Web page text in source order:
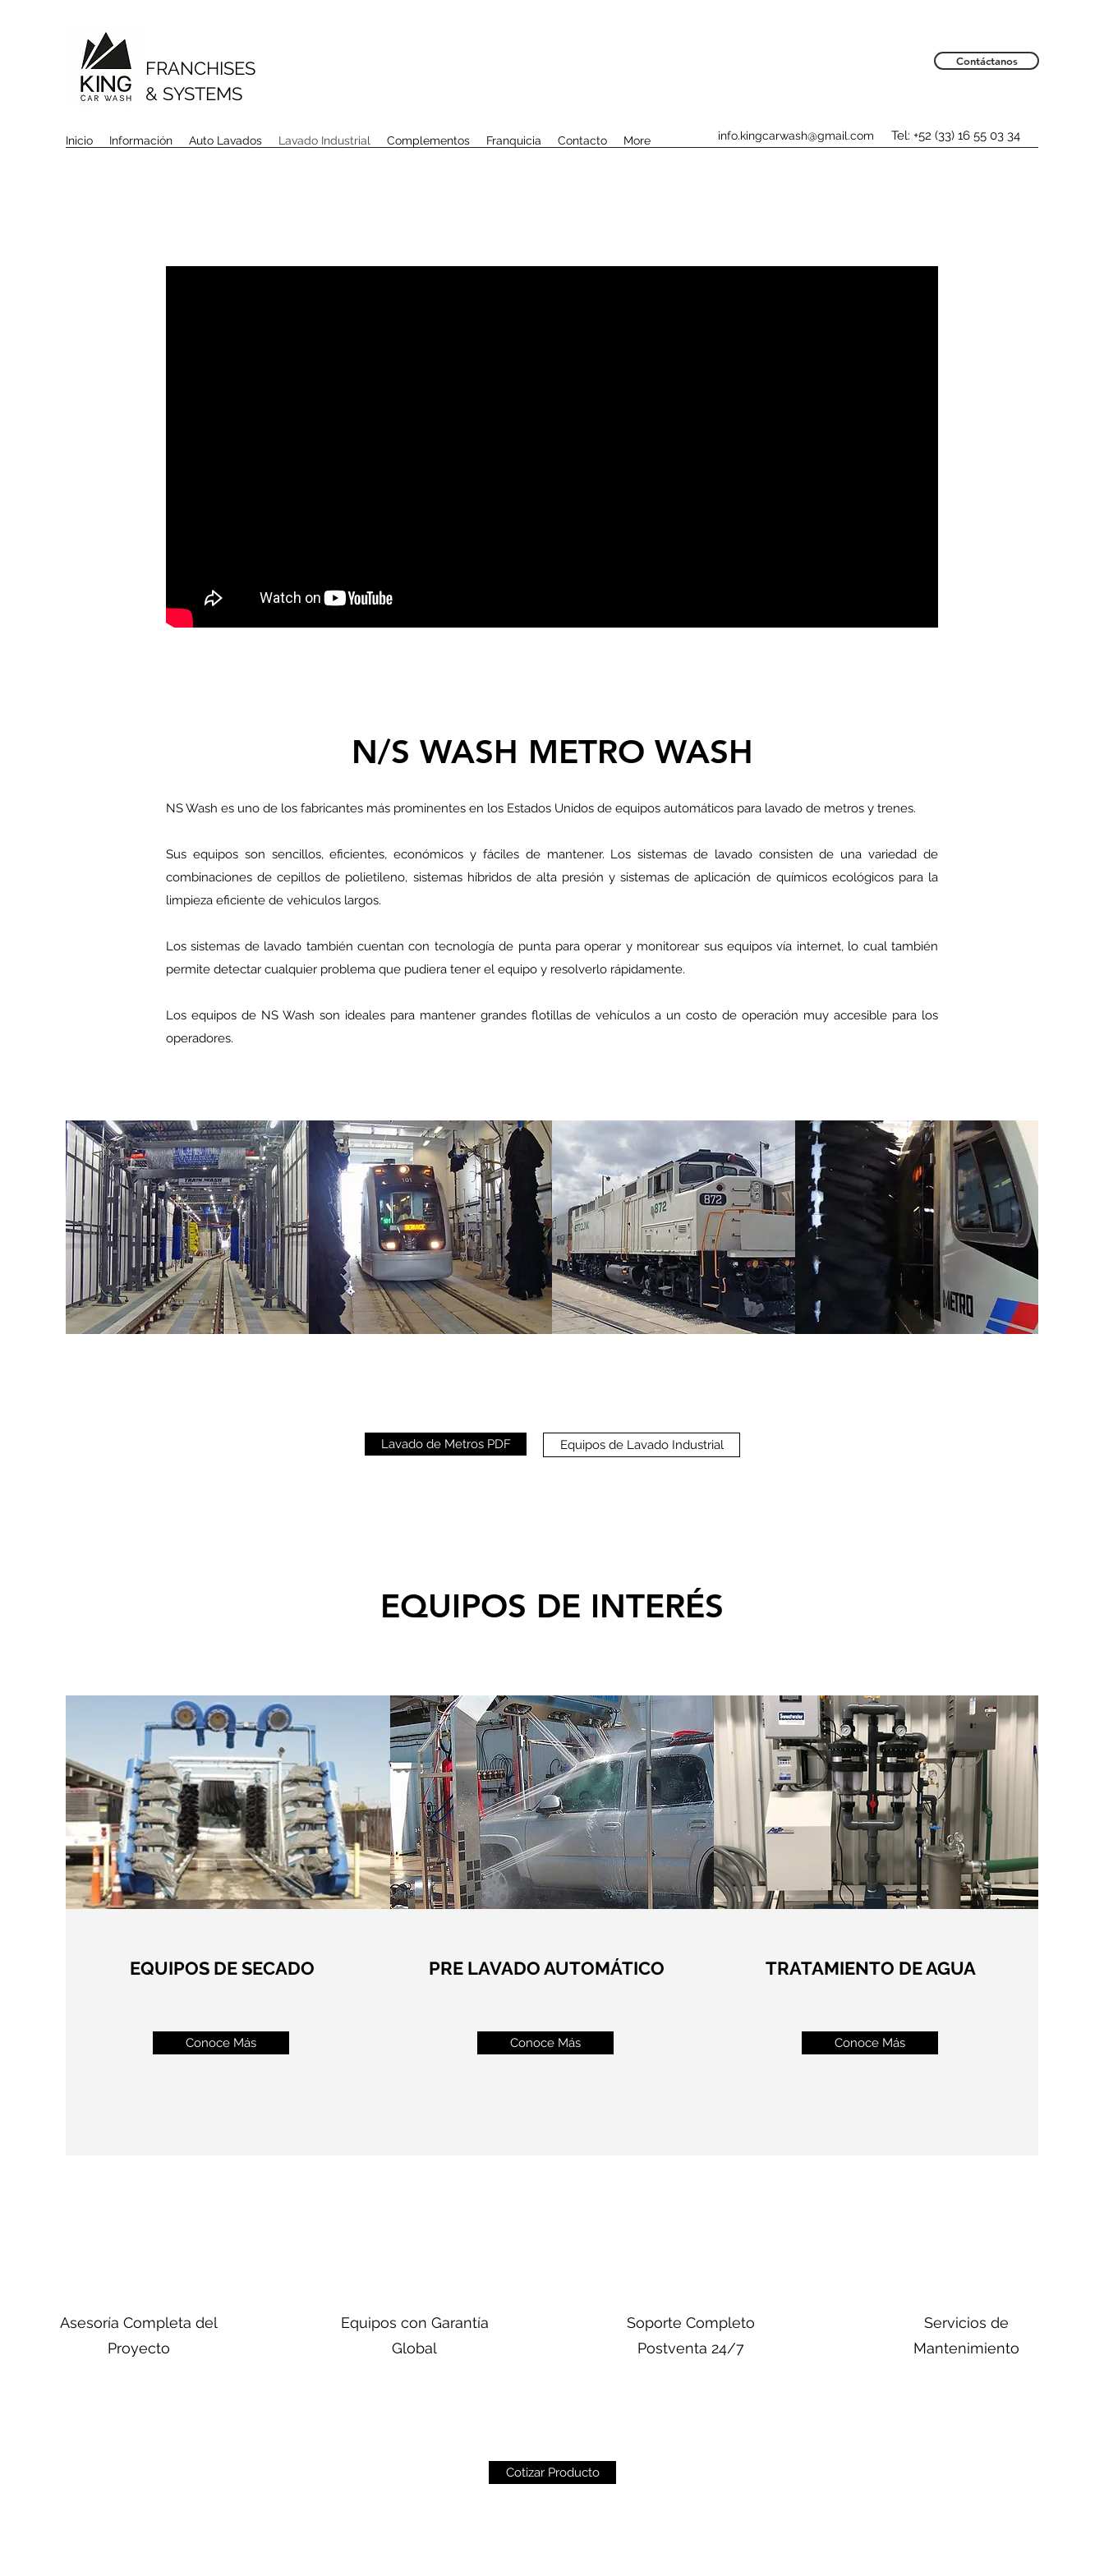
FRANCHISES
& SYSTEMS
Contáctanos
Inicio Información Auto Lavados Lavado Industrial Complementos Franquicia Contacto More info.kingcarwash@gmail.com Tel: +52 (33) 16 55 03 34
N/S WASH METRO WASH
NS Wash es uno de los fabricantes más prominentes en los Estados Unidos de equipos automáticos para lavado de metros y trenes.
Sus equipos son sencillos, eficientes, económicos y fáciles de mantener. Los sistemas de lavado consisten de una variedad de
combinaciones de cepillos de polietileno, sistemas híbridos de alta presión y sistemas de aplicación de químicos ecológicos para la
limpieza eficiente de vehiculos largos.
Los sistemas de lavado también cuentan con tecnología de punta para operar y monitorear sus equipos vía internet, lo cual también
permite detectar cualquier problema que pudiera tener el equipo y resolverlo rápidamente.
Los equipos de NS Wash son ideales para mantener grandes flotillas de vehículos a un costo de operación muy accesible para los
operadores.
Lavado de Metros PDF Equipos de Lavado Industrial
EQUIPOS DE INTERÉS
EQUIPOS DE SECADO
Conoce Más
PRE LAVADO AUTOMÁTICO
Conoce Más
TRATAMIENTO DE AGUA
Conoce Más
Asesoría Completa del
Proyecto
Equipos con Garantía
Global
Soporte Completo
Postventa 24/7
Servicios de
Mantenimiento
Cotizar Producto